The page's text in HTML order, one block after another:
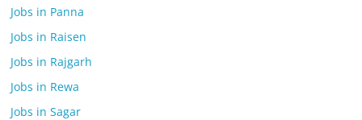
Jobs in Panna
Jobs in Raisen
Jobs in Rajgarh
Jobs in Rewa
Jobs in Sagar